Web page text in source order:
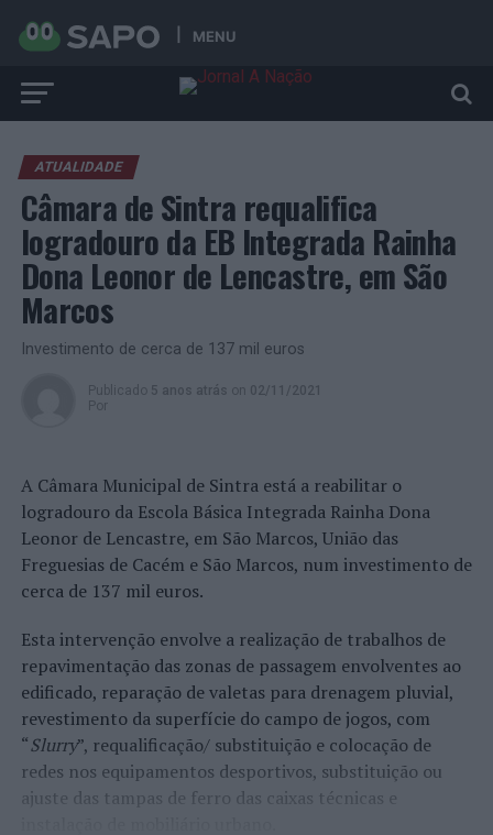
MENU
ATUALIDADE
Câmara de Sintra requalifica
logradouro da EB Integrada Rainha
Dona Leonor de Lencastre, em São
Marcos
Investimento de cerca de 137 mil euros
Publicado 5 anos atrás on 02/11/2021
Por
A Câmara Municipal de Sintra está a reabilitar o
logradouro da Escola Básica Integrada Rainha Dona
Leonor de Lencastre, em São Marcos, União das
Freguesias de Cacém e São Marcos, num investimento de
cerca de 137 mil euros.
Esta intervenção envolve a realização de trabalhos de
repavimentação das zonas de passagem envolventes ao
edificado, reparação de valetas para drenagem pluvial,
revestimento da superfície do campo de jogos, com
“Slurry”, requalificação/ substituição e colocação de
redes nos equipamentos desportivos, substituição ou
ajuste das tampas de ferro das caixas técnicas e